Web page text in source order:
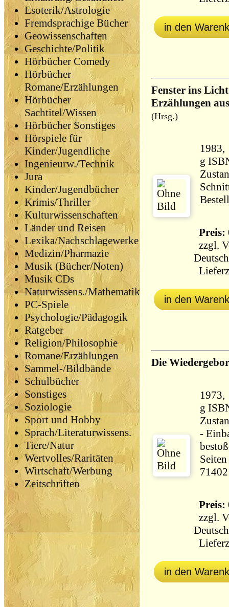
Esoterik/Astrologie
Fremdsprachige Bücher
Geowissenschaften
Geschichte/Politik
Hörbücher Comedy
Hörbücher
Romane/Erzählungen
Hörbücher
Sachtitel/Wissen
Hörbücher Sonstiges
Hörspiele für
Kinder/Jugendliche
Ingenieurw./Technik
Jura
Kinder/Jugendbücher
Krimis/Thriller
Kulturwissenschaften
Länder und Reisen
Lexika/Nachschlagewerke
Medizin/Pharmazie
Musik (Bücher/Noten)
Musik CDs
Naturwissens./Mathematik
PC-Spiele
Psychologie/Pädagogik
Ratgeber
Religion/Philosophie
Romane/Erzählungen
Sammel-/Bildbände
Schulbücher
Sonstiges
Soziologie
Sport und Hobby
Sprach/Literaturwissens.
Tiere/Natur
Wertvolles/Raritäten
Wirtschaft/Werbung
Zeitschriften
in den
Fenster ins
Erzählungen
(Hrsg.)
1983,
g
Preis:
zzgl.
in den
Die
1973,
g
-
71402
Preis:
zzgl.
in den